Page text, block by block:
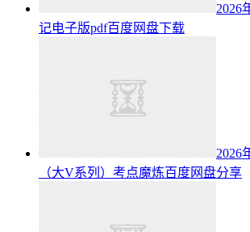
2026
记电子版pdf百度网盘下载
2026
（大V系列）考点魔炼百度网盘分享